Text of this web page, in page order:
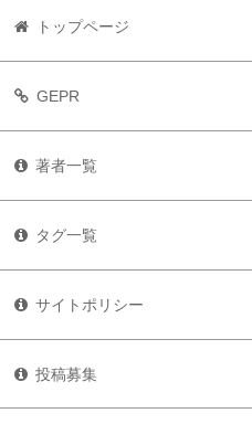
トップページ
GEPR
著者一覧
タグ一覧
サイトポリシー
投稿募集